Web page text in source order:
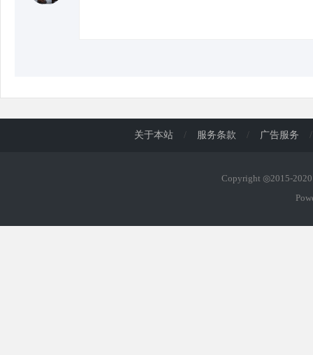
关于本站 / 服务条款 / 广告服务 /
Copyright ◎2015-